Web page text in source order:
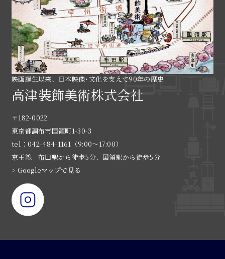
映画誕生以来、日本映像･文化を支えて90年の歴史
高津装飾美術株式会社
〒182-0022
東京都調布市国領町1-30-3
tel：042-484-1161（9:00〜17:00）
京王線 布田駅から徒歩5分、国領駅から徒歩5分
> Googleマップで見る